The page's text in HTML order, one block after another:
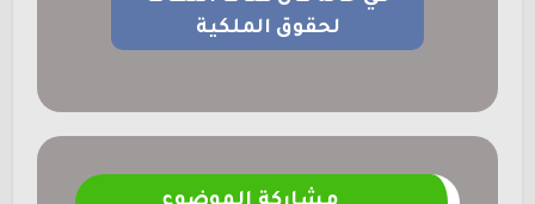
لحقوق الملكية